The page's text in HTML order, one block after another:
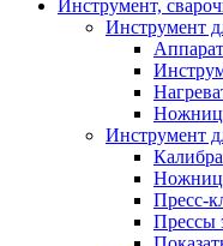
Инструмент,
Инструмент
Инструмент
Пресс-
Прессы